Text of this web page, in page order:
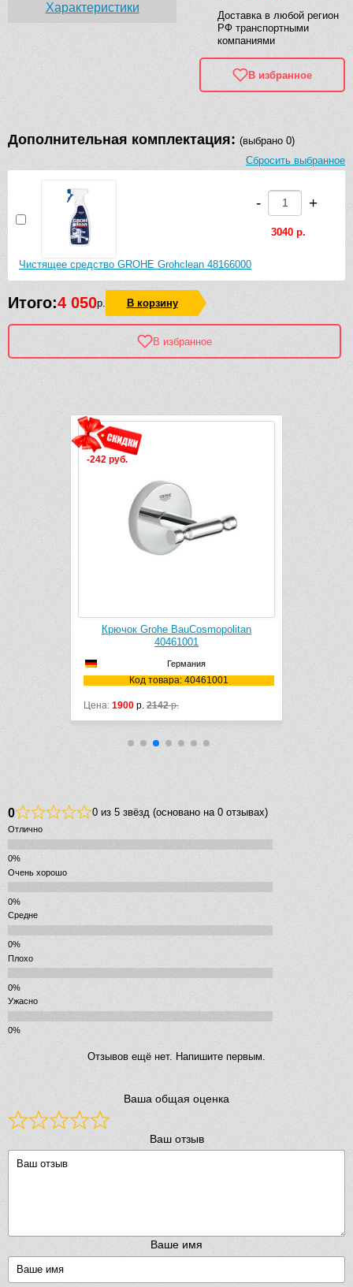
Доставка в любой регион
РФ транспортными
компаниями
В избранное
Характеристики
Дополнительная комплектация: (выбрано 0)
Сбросить выбранное
Чистящее средство GROHE Grohclean 48166000
- +
3040 р.
Итого:4 050р. В корзину
В избранное
-242 руб.
Крючок Grohe BauCosmopolitan
40461001
Германия
Код товара: 40461001
Цена: 1900 р. 2142р.
0 0 из 5 звёзд (основано на 0 отзывах)
Отлично
Очень хорошо
Средне
Плохо
Ужасно
Отзывов ещё нет. Напишите первым.
Ваша общая оценка
Ваш отзыв
Ваше имя